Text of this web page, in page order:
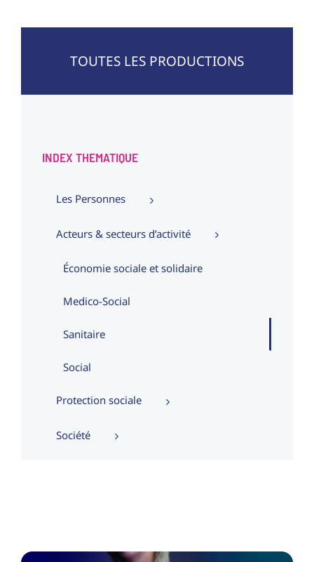
TOUTES LES PRODUCTIONS
INDEX THEMATIQUE
Les Personnes
Acteurs & secteurs d’activité
Économie sociale et solidaire
Medico-Social
Sanitaire
Social
Protection sociale
Société